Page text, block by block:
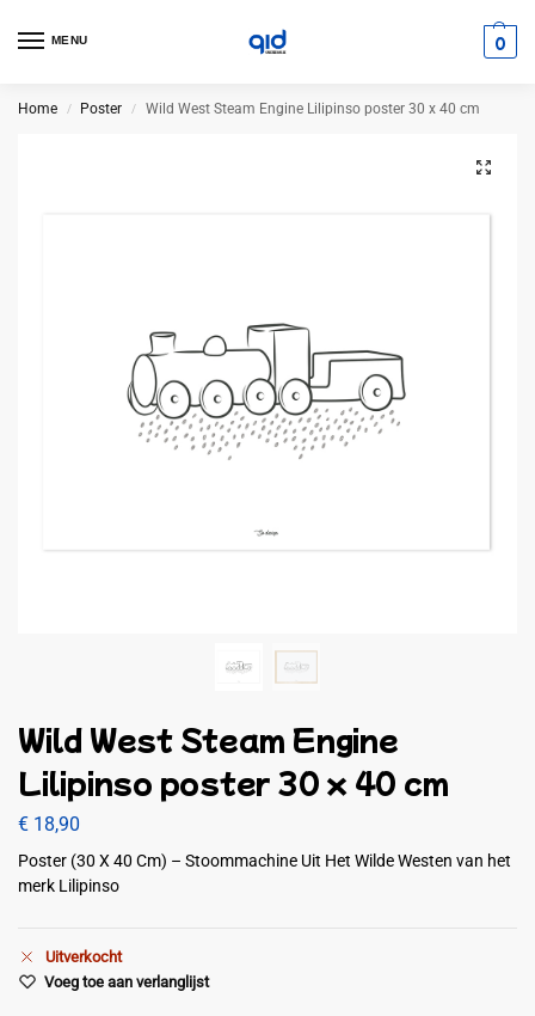
MENU 0
Home / Poster / Wild West Steam Engine Lilipinso poster 30 x 40 cm
Wild West Steam Engine
Lilipinso poster 30 x 40 cm
€ 18,90
Poster (30 X 40 Cm) – Stoommachine Uit Het Wilde Westen van het
merk Lilipinso
Uitverkocht
Voeg toe aan verlanglijst